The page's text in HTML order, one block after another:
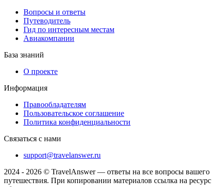
Вопросы и ответы
Путеводитель
Гид по интересным местам
Авиакомпании
База знаний
О проекте
Информация
Правообладателям
Пользовательское соглашение
Политика конфиденциальности
Связаться с нами
support@travelanswer.ru
2024 - 2026 © TravelAnswer — ответы на все вопросы вашего
путешествия. При копировании материалов ссылка на ресурс